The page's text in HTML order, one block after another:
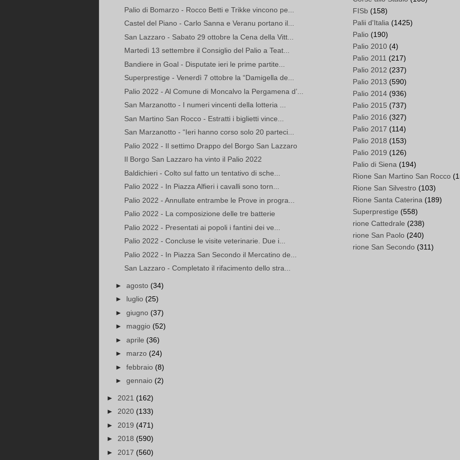
Palio di Bomarzo - Rocco Betti e Trikke vincono pe...
Castel del Piano - Carlo Sanna e Veranu portano il...
San Lazzaro - Sabato 29 ottobre la Cena della Vitt...
Martedì 13 settembre il Consiglio del Palio a Teat...
Bandiere in Goal - Disputate ieri le prime partite...
Superprestige - Venerdì 7 ottobre la “Damigella de...
Palio 2022 - Al Comune di Moncalvo la Pergamena d’...
San Marzanotto - I numeri vincenti della lotteria ...
San Martino San Rocco - Estratti i biglietti vince...
San Marzanotto - “Ieri hanno corso solo 20 parteci...
Palio 2022 - Il settimo Drappo del Borgo San Lazzaro
Il Borgo San Lazzaro ha vinto il Palio 2022
Baldichieri - Colto sul fatto un tentativo di sche...
Palio 2022 - In Piazza Alfieri i cavalli sono torn...
Palio 2022 - Annullate entrambe le Prove in progra...
Palio 2022 - La composizione delle tre batterie
Palio 2022 - Presentati ai popoli i fantini dei ve...
Palio 2022 - Concluse le visite veterinarie. Due i...
Palio 2022 - In Piazza San Secondo il Mercatino de...
San Lazzaro - Completato il rifacimento dello stra...
► agosto (34)
► luglio (25)
► giugno (37)
► maggio (52)
► aprile (36)
► marzo (24)
► febbraio (8)
► gennaio (2)
► 2021 (162)
► 2020 (133)
► 2019 (471)
► 2018 (590)
► 2017 (560)
FISb (158)
Palii d'Italia (1425)
Palio (190)
Palio 2010 (4)
Palio 2011 (217)
Palio 2012 (237)
Palio 2013 (590)
Palio 2014 (936)
Palio 2015 (737)
Palio 2016 (327)
Palio 2017 (114)
Palio 2018 (153)
Palio 2019 (126)
Palio di Siena (194)
Rione San Martino San Rocco
Rione San Silvestro (103)
Rione Santa Caterina (189)
Superprestige (558)
rione Cattedrale (238)
rione San Paolo (240)
rione San Secondo (311)